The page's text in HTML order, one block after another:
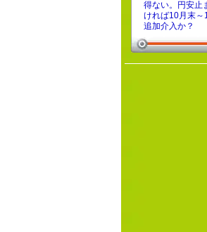
得ない。円安止
ければ10月末～
追加介入か？